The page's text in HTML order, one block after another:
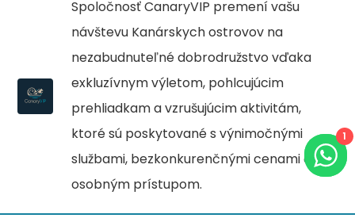
Spoločnosť CanaryVIP premení vašu
návštevu Kanárskych ostrovov na
nezabudnuteľné dobrodružstvo vďaka
exkluzívnym výletom, pohlcujúcim
prehliadkam a vzrušujúcim aktivitám,
ktoré sú poskytované s výnimočnými
službami, bezkonkurenčnými cenami a
osobným prístupom.
1